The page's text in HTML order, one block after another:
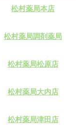
松村薬局本店
松村薬局調剤薬局
松村薬局松原店
松村薬局大内店
松村薬局津田店